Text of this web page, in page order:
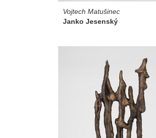
Vojtech Matušinec
Janko Jesenský